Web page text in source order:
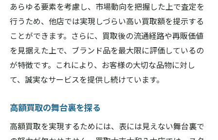
あらゆる要素を考慮し、市場動向を把握した上で査定を
行うため、他店では実現しづらい高い買取額を提示する
ことができます。さらに、買取後の流通経路や再販価値
を見据えた上で、ブランド品を最大限に評価しているの
が特徴です。これにより、お客様の大切な品物に対し
て、誠実なサービスを提供し続けています。
高額買取の舞台裏を探る
高額買取を実現するためには、表には見えない舞台裏で